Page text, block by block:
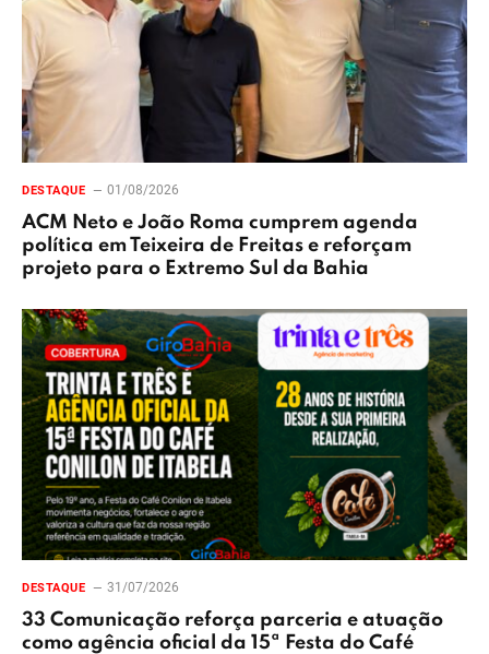
DESTAQUE 01/08/2026
ACM Neto e João Roma cumprem agenda
política em Teixeira de Freitas e reforçam
projeto para o Extremo Sul da Bahia
DESTAQUE 31/07/2026
33 Comunicação reforça parceria e atuação
como agência oficial da 15ª Festa do Café